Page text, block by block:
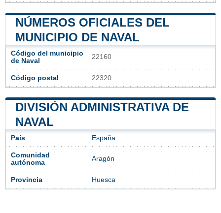
NÚMEROS OFICIALES DEL
MUNICIPIO DE NAVAL
Código del municipio
de Naval
22160
Código postal 22320
DIVISIÓN ADMINISTRATIVA DE
NAVAL
País España
Comunidad
autónoma
Aragón
Provincia Huesca